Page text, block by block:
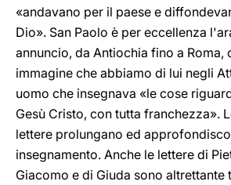
«andavano per il paese e
Dio». San Paolo è per eccellenza
annuncio, da Antiochia fino a Roma,
immagine che abbiamo di lui negli
uomo che insegnava «le cose
Gesù Cristo, con tutta franchezza».
lettere prolungano ed
insegnamento. Anche le lettere di
Giacomo e di Giuda sono altrettante